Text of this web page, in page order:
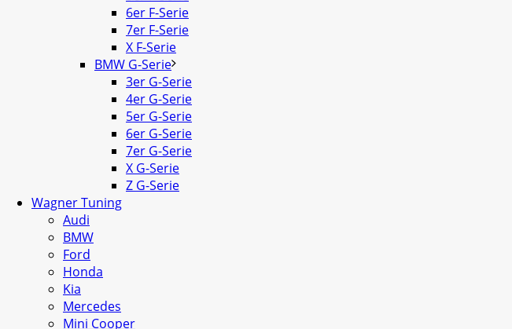
6er F-Serie
7er F-Serie
X F-Serie
BMW G-Serie
3er G-Serie
4er G-Serie
5er G-Serie
6er G-Serie
7er G-Serie
X G-Serie
Z G-Serie
Wagner Tuning
Audi
BMW
Ford
Honda
Kia
Mercedes
Mini Cooper